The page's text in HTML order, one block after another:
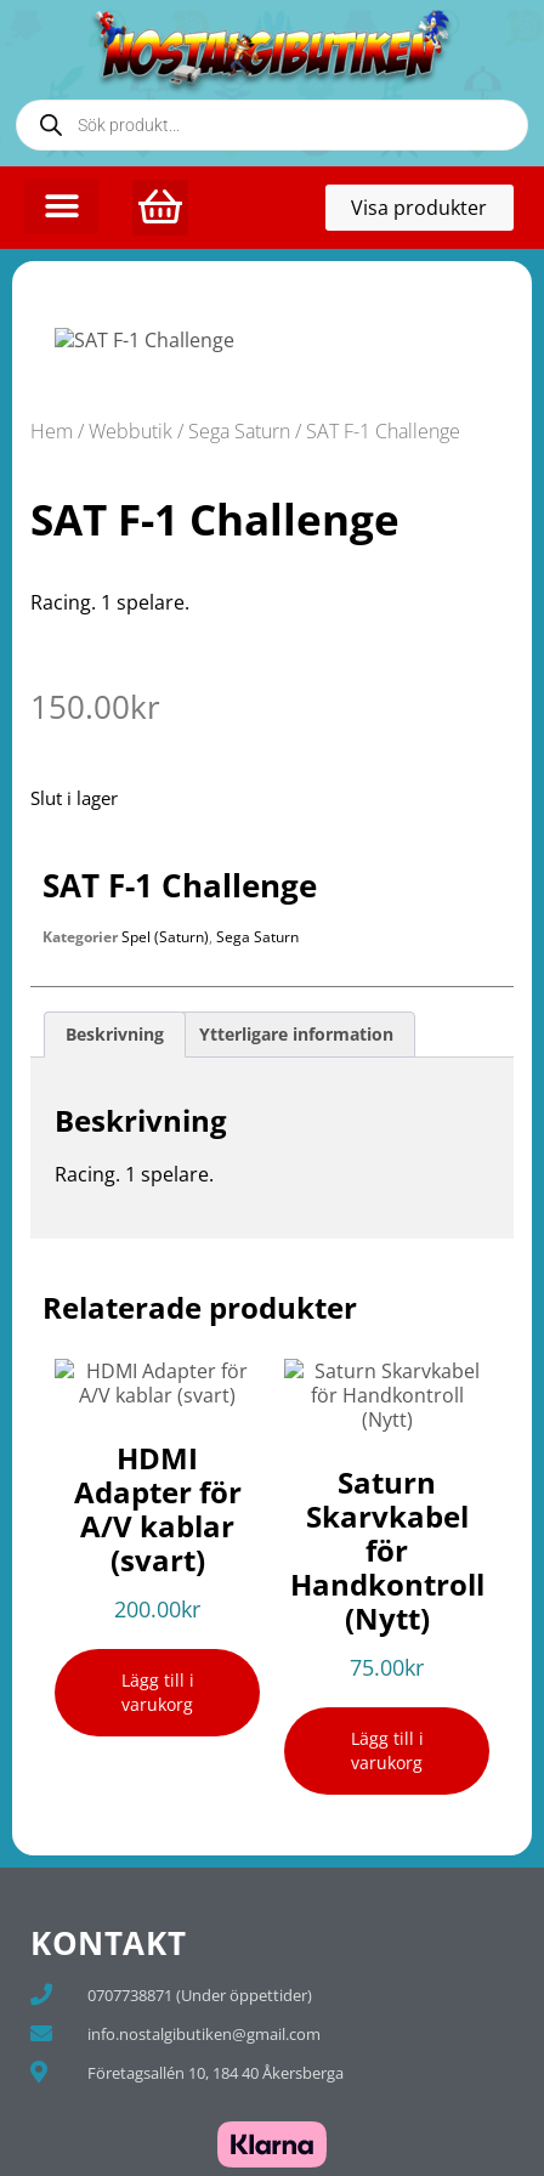
Visa produkter
Hem /Webbutik/ Sega Saturn / SAT F-1 Challenge
SAT F-1 Challenge
Racing. 1 spelare.
150.00kr
Slut i lager
Relaterade produkter
HDMI
Adapter för
A/V kablar
(svart)
200.00kr
Lägg till i
varukorg
Saturn
Skarvkabel
för
Handkontroll
(Nytt)
75.00kr
Lägg till i
varukorg
SAT F-1 Challenge
KategorierSpel (Saturn), Sega Saturn
Beskrivning Ytterligare information
Beskrivning
Racing. 1 spelare.
KONTAKT
0707738871 (Under öppettider)
info.nostalgibutiken@gmail.com
Företagsallén 10, 184 40 Åkersberga